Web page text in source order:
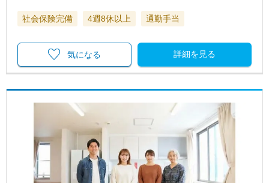
社会保険完備 4週8休以上 通勤手当
詳細を見る
気になる